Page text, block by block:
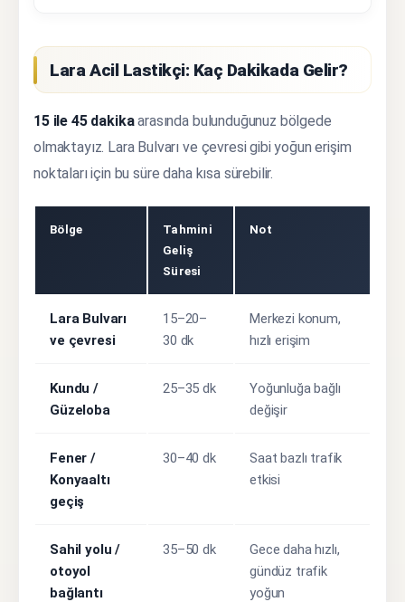
Lara Acil Lastikçi: Kaç Dakikada Gelir?
15 ile 45 dakikaarasında bulunduğunuz bölgede
olmaktayız. Lara Bulvarı ve çevresi gibi yoğun erişim
noktaları için bu süre daha kısa sürebilir.
Bölge
Tahmini
Geliş
Süresi
Not
Lara Bulvarı
ve çevresi
15–20–
30 dk
Merkezi konum,
hızlı erişim
Kundu /
Güzeloba
25–35 dk
Yoğunluğa bağlı
değişir
Fener /
Konyaaltı
geçiş
30–40 dk
Saat bazlı trafik
etkisi
Sahil yolu /
otoyol
bağlantı
35–50 dk
Gece daha hızlı,
gündüz trafik
yoğun